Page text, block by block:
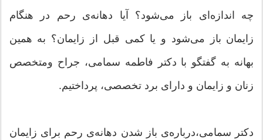
چه اندازه‌ای باز می‌شود؟ آیا دهانه‌ی رحم در هنگام
زایمان باز می‌شود و یا کمی قبل از زایمان؟ به همین
بهانه به گفتگو با دکتر فاطمه سمامی، جراح ومتخصص
زنان و زایمان و دارای برد تخصصی، پرداختیم.
دکتر سمامی،‌درباره‌ی باز شدن دهانه‌ی رحم برای زایمان